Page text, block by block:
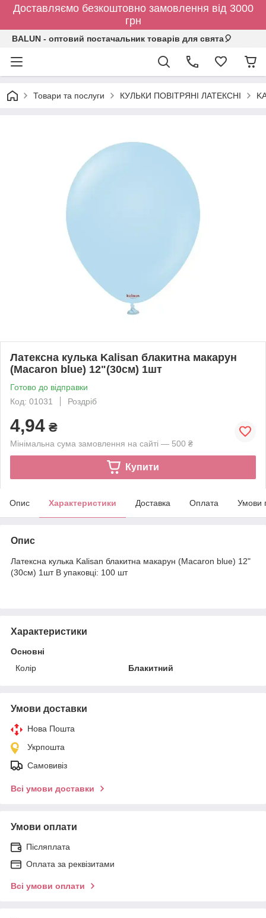
Доставляємо безкоштовно замовлення від 3000
грн
BALUN - оптовий постачальник товарів для свята🎈
Товари та послуги КУЛЬКИ ПОВІТРЯНІ ЛАТЕКСНІ
Латексна кулька Kalisan блакитна макарун
(Macaron blue) 12"(30см) 1шт
Готово до відправки
Код: 01031
Роздріб
4,94 ₴
Мінімальна сума замовлення на сайті — 500 ₴
Купити
Опис Характеристики Доставка Оплата Умови
Опис
Латексна кулька Kalisan блакитна макарун (Macaron blue) 12"
(30см) 1шт В упаковці: 100 шт
Характеристики
Основні
Колір
Блакитний
Умови доставки
Нова Пошта
Укрпошта
Самовивіз
Всі умови доставки
Умови оплати
Післяплата
Оплата за реквізитами
Всі умови оплати